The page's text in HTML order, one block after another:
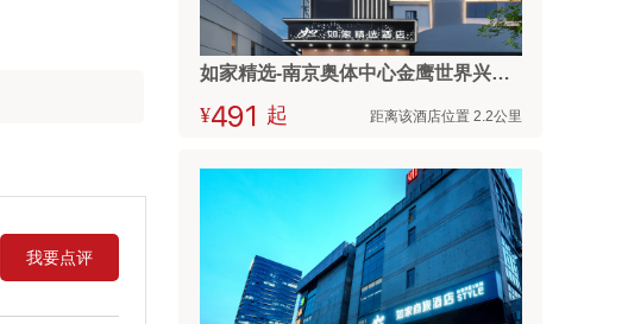
我要点评
如家精选-南京奥体中心金鹰世界兴隆大街地铁站店
¥ 起 距离该酒店位置 2.2公里